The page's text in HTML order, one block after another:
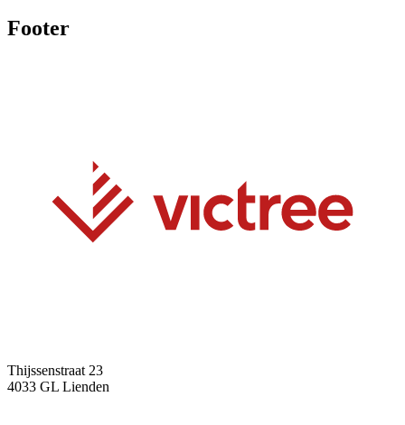
Footer
Thijssenstraat 23
4033 GL Lienden